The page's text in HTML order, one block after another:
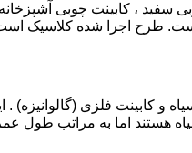
سفید ، کابینت چوبی
طرح اجرا شده کلاسیک است و
و کابینت فلزی (گالوانیزه)
هستند اما به مراتب طول